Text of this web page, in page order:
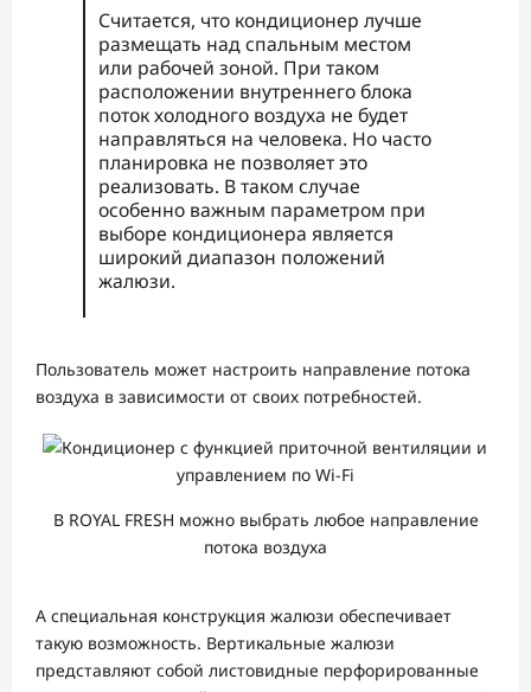
Считается, что кондиционер лучше
размещать над спальным местом
или рабочей зоной. При таком
расположении внутреннего блока
поток холодного воздуха не будет
направляться на человека. Но часто
планировка не позволяет это
реализовать. В таком случае
особенно важным параметром при
выборе кондиционера является
широкий диапазон положений
жалюзи.
Пользователь может настроить направление потока
воздуха в зависимости от своих потребностей.
В ROYAL FRESH можно выбрать любое направление
потока воздуха
А специальная конструкция жалюзи обеспечивает
такую возможность. Вертикальные жалюзи
представляют собой листовидные перфорированные